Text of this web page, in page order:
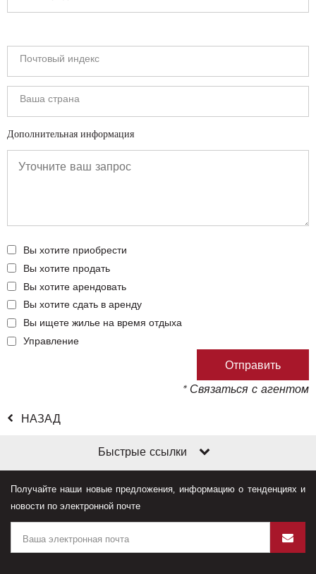
Дополнительная информация
Вы хотите приобрести
Вы хотите продать
Вы хотите арендовать
Вы хотите сдать в аренду
Вы ищете жилье на время отдыха
Управление
* Связаться с агентом
НАЗАД
Быстрые ссылки
Получайте наши новые предложения, информацию о тенденциях и
новости по электронной почте
файлами cookie